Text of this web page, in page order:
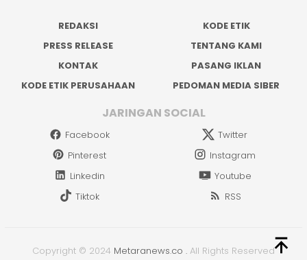
REDAKSI
KODE ETIK
PRESS RELEASE
TENTANG KAMI
KONTAK
PASANG IKLAN
KODE ETIK PERUSAHAAN
PEDOMAN MEDIA SIBER
JARINGAN SOCIAL
Facebook
Twitter
Pinterest
Instagram
Linkedin
Youtube
Tiktok
RSS
Copyright © 2024 Metaranews.co . All Rights Reserved